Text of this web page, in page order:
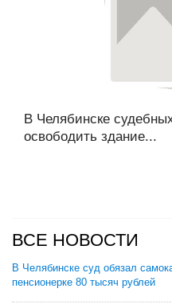
В Челябинске
освободить здание...
ВСЕ НОВОСТИ
В Челябинске суд обязал
пенсионерке 80 тысяч рублей